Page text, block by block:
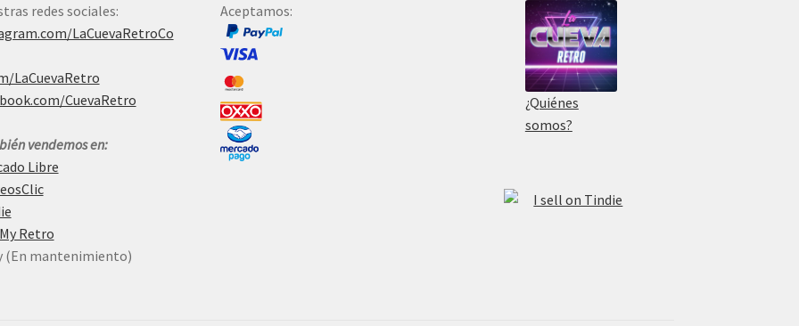
redes sociales:
LaCuevaRetroCo
LaCuevaRetro
CuevaRetro
vendemos en:
Libre
Retro
(En mantenimiento)
Aceptamos:
¿Quiénes
somos?